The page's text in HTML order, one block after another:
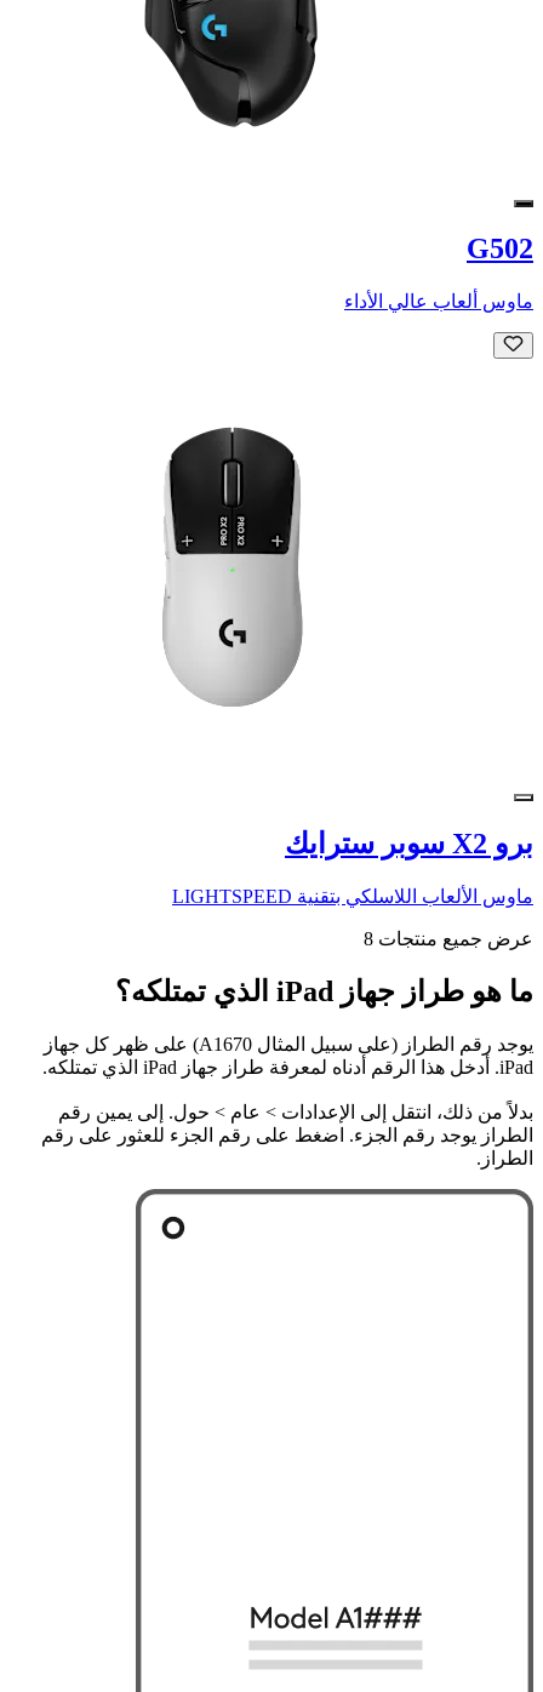
G502
ماوس ألعاب عالي الأداء
برو X2 سوبر سترايك
ماوس الألعاب اللاسلكي بتقنية LIGHTSPEED
عرض جميع منتجات 8
ما هو طراز جهاز iPad الذي تمتلكه؟
يوجد رقم الطراز (على سبيل المثال A1670) على ظهر كل جهاز
iPad. أدخل هذا الرقم أدناه لمعرفة طراز جهاز iPad الذي تمتلكه.
بدلاً من ذلك، انتقل إلى الإعدادات > عام > حول. إلى يمين رقم
الطراز يوجد رقم الجزء. اضغط على رقم الجزء للعثور على رقم
الطراز.